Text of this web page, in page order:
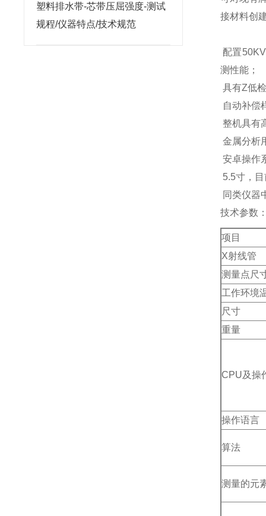
塑料排水带-芯带压屈强度-测试
规程/仪器特点/技术规范
接材料创
配置50KV
测性能；
具有Z低
自动补偿
整机具有
金属分析
安卓操作
5.5寸，
同类仪器
技术参数
项目
X射线管
测量点尺
工作环境
尺寸
重量
CPU及操
操作语言
算法
测量的元